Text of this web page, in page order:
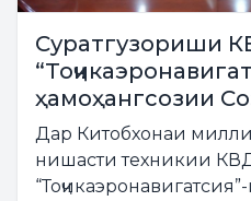
Суратгузориши
ҳамоҳангсозии
ҳамкорӣ миёни
ноҳиявии
пешниҳод
Дар Китобхонаи
нишасти техникии